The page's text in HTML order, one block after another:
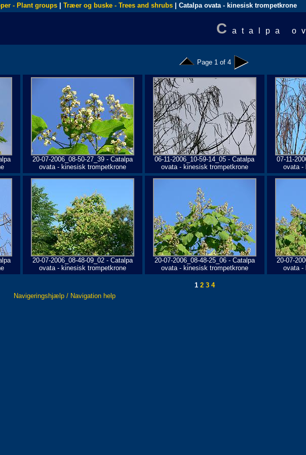
- Plant groups Træer og buske - Trees and shrubs | Catalpa ovata - kinesisk trompetkrone
C atalpa
Page 1 of 4
20-07-2006_08-50-27_39 - Catalpa
ovata - kinesisk trompetkrone
06-11-2006_10-59-14_05 - Catalpa
ovata - kinesisk trompetkrone
07-11-
ovata -
20-07-2006_08-48-09_02 - Catalpa
ovata - kinesisk trompetkrone
20-07-2006_08-48-25_06 - Catalpa
ovata - kinesisk trompetkrone
20-07-
ovata -
1 2 3 4
Navigeringshjælp / Navigation help